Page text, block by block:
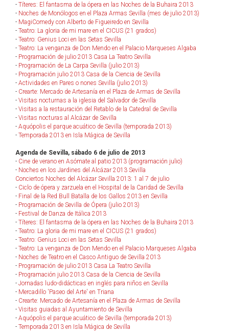
- Títeres: El fantasma de la ópera en las Noches de la Buhaira 2013
- Noches de Monólogos en el Plaza Armas Sevilla (mes de julio 2013)
- MagiComedy con Alberto de Figueiredo en Sevilla
- Teatro: La gloria de mi mare en el CICUS (21 grados)
- Teatro: Genius Loci en las Setas Sevilla
- Teatro: La venganza de Don Mendo en el Palacio Marqueses Algaba
- Programación de julio 2013 Casa La Teatro Sevilla
- Programación de La Carpa Sevilla (julio 2013)
- Programación julio 2013 Casa de la Ciencia de Sevilla
- Actividades en Pares o nones Sevilla (julio 2013)
- Crearte: Mercado de Artesanía en el Plaza de Armas de Sevilla
- Visitas nocturnas a la iglesia del Salvador de Sevilla
- Visitas a la restauración del Retablo de la Catedral de Sevilla
- Visitas nocturas al Alcázar de Sevilla
- Aquópolis el parque acuático de Sevilla (temporada 2013)
- Temporada 2013 en Isla Mágica de Sevilla
Agenda de Sevilla, sábado 6 de julio de 2013
- Cine de verano en Asómate al patio 2013 (programación julio)
- Noches en los Jardines del Alcázar 2013 Sevilla
Conciertos Noches del Alcázar Sevilla 2013: 1 al 7 de julio
- Ciclo de ópera y zarzuela en el Hospital de la Caridad de Sevilla
- Final de la Red Bull Batalla de los Gallos 2013 en Sevilla
- Programación de Sevilla de Ópera (julio 2013)
- Festival de Danza de Itálica 2013
- Títeres: El fantasma de la ópera en las Noches de la Buhaira 2013
- Teatro: La gloria de mi mare en el CICUS (21 grados)
- Teatro: Genius Loci en las Setas Sevilla
- Teatro: La venganza de Don Mendo en el Palacio Marqueses Algaba
- Noches de Teatro en el Casco Antiguo de Sevilla 2013
- Programación de julio 2013 Casa La Teatro Sevilla
- Programación julio 2013 Casa de la Ciencia de Sevilla
- Jornadas ludo-didácticas en inglés para niños en Sevilla
- Mercadillo 'Paseo del Arte' en Triana
- Crearte: Mercado de Artesanía en el Plaza de Armas de Sevilla
- Visitas guiadas al Ayuntamiento de Sevilla
- Aquópolis el parque acuático de Sevilla (temporada 2013)
- Temporada 2013 en Isla Mágica de Sevilla